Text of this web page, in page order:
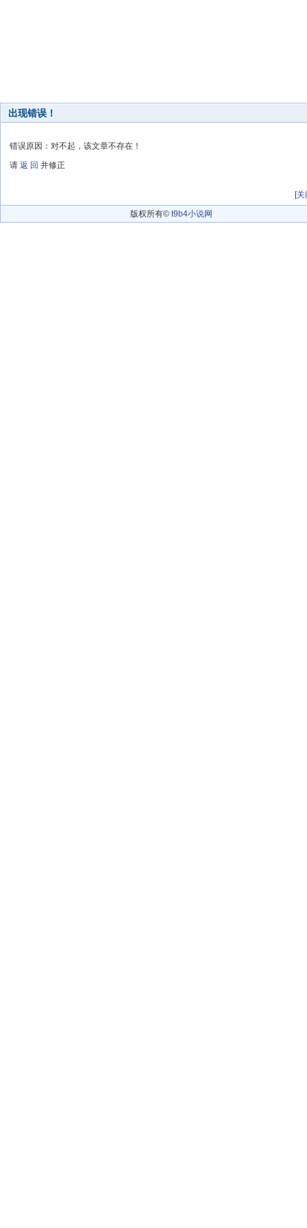
出现错误！
错误原因：对不起，该文章不存在！
请 返 回 并修正
[关
版权所有© t9b4小说网